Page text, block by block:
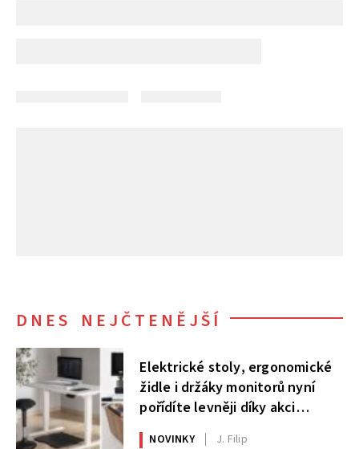
DNES NEJČTENĚJŠÍ
Elektrické stoly, ergonomické
židle i držáky monitorů nyní
pořídíte levněji díky akci
AlzaErgo
NOVINKY J. Filip